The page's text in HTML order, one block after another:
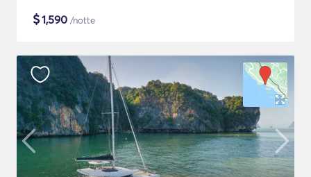
$1,590 /notte